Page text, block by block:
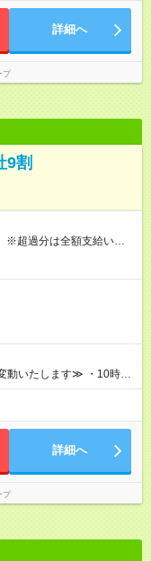
があります。 雇用形態：
円以上 上記額にはみ
支給いたします。 みな
大12ヶ月間）も、試用期
員も多くいます◎
詳細へ
プ
9割
※超過分は全額支給いたし
し残業時間 12時間／月 -
≪経験者の方は以下と
※固定残業代（30時間/6
支給いたします 能力やス
は前給考慮も可能で
ます。 実際にほぼ全員
ップも目指せる環境で
があります。 雇用形態：
円以上 上記額にはみ
支給いたします。 みな
大12ヶ月間）も、試用期
動いたします≫ ・10時00
分～18時00分（休憩1時
員も多くいます◎
詳細へ
プ